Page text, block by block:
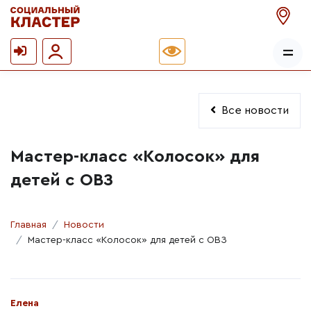
Все новости
Мастер-класс «Колосок» для
детей с ОВЗ
Главная
Новости
Мастер-класс «Колосок» для детей с ОВЗ
Автор:
Елена